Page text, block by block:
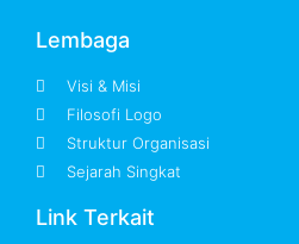
Lembaga
Visi & Misi
Filosofi Logo
Struktur Organisasi
Sejarah Singkat
Link Terkait